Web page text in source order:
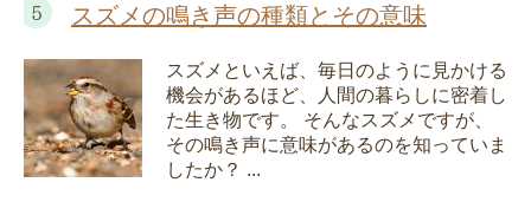
スズメの鳴き声の種類とその意味
スズメといえば、毎日のように見かける
機会があるほど、人間の暮らしに密着し
た生き物です。 そんなスズメですが、
その鳴き声に意味があるのを知っていま
したか？ ...